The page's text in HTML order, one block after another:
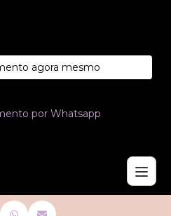
agora mesmo
por Whatsapp